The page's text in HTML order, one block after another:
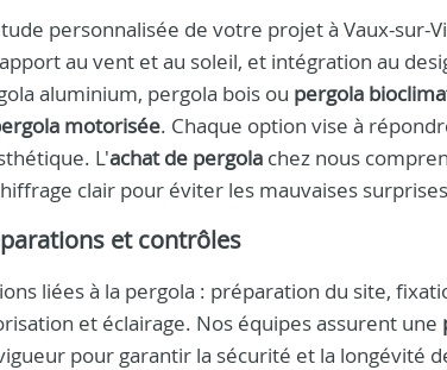
personnalisée de votre projet à Vaux-sur-
au vent et au soleil, et intégration au
aluminium, pergola bois ou pergola
motorisée. Chaque option vise à
L'achat de pergola chez nous
clair pour éviter les mauvaises
et contrôles
liées à la pergola : préparation du site,
et éclairage. Nos équipes assurent une
pour garantir la sécurité et la longévité